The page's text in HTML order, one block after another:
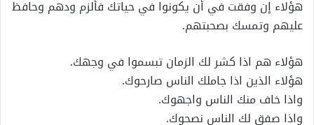
هؤلاء إن وفقت في أن يكونوا في حياتك فألزم ودهم وحافظ
عليهم وتمسك بصحبتهم.
هؤلاء هم اذا كشر لك الزمان تبسموا في وجهك.
هؤلاء الذين اذا جاملك الناس صارحوك.
واذا خاف منك الناس واجهوك.
واذا صفق لك الناس نصحوك.